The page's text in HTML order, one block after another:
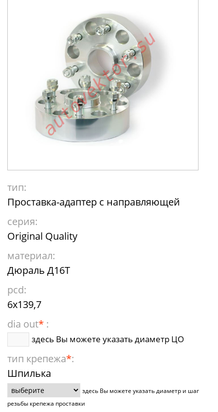
тип:
Проставка-адаптер с направляющей
серия:
Original Quality
материал:
Дюраль Д16Т
pcd:
6x139,7
dia out* :
здесь Вы можете указать диаметр ЦО
тип крепежа*:
Шпилька
здесь Вы можете указать диаметр и шаг
резьбы крепежа проставки